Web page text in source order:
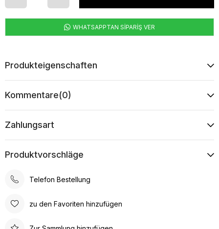
WHATSAPPTAN SİPARİŞ VER
Produkteigenschaften
Kommentare(0)
Zahlungsart
Produktvorschläge
Telefon Bestellung
zu den Favoriten hinzufügen